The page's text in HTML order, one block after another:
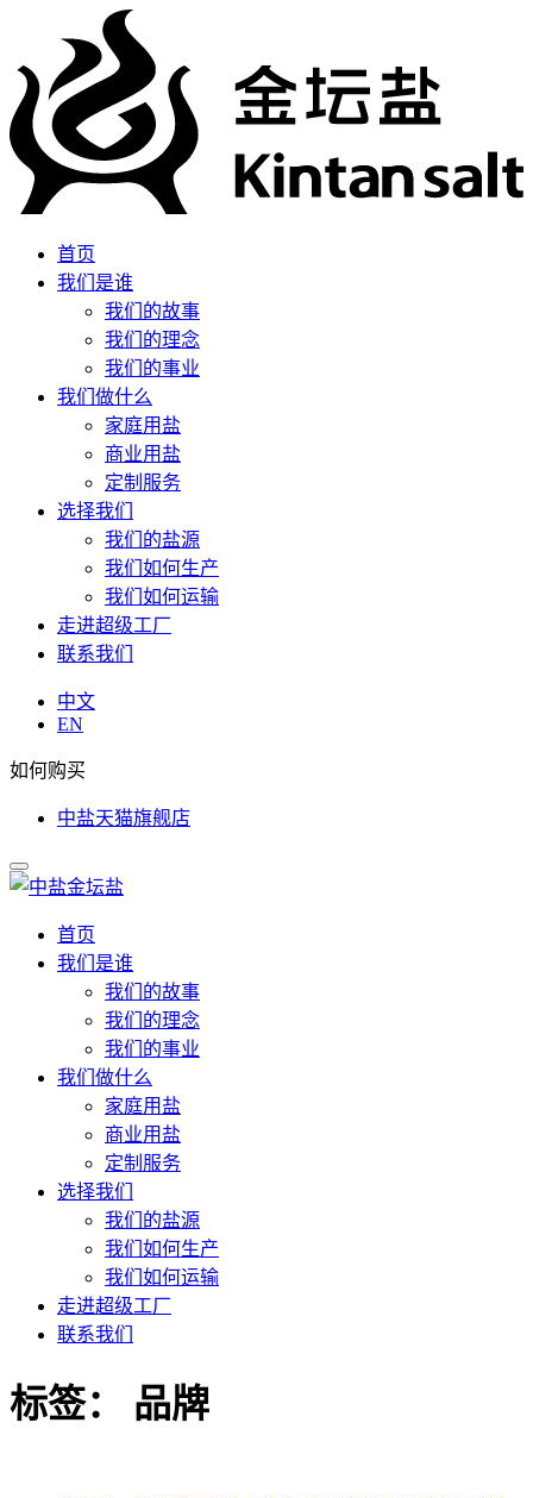
首页
我们是谁
我们的故事
我们的理念
我们的事业
我们做什么
家庭用盐
商业用盐
定制服务
选择我们
我们的盐源
我们如何生产
我们如何运输
走进超级工厂
联系我们
中文
EN
如何购买
中盐天猫旗舰店
首页
我们是谁
我们的故事
我们的理念
我们的事业
我们做什么
家庭用盐
商业用盐
定制服务
选择我们
我们的盐源
我们如何生产
我们如何运输
走进超级工厂
联系我们
标签： 品牌